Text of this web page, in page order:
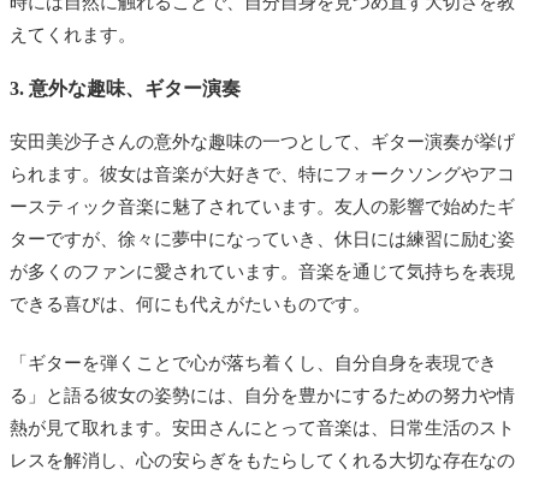
えてくれます。
3. 意外な趣味、ギター演奏
安田美沙子さんの意外な趣味の一つとして、ギター演奏が挙げ
られます。彼女は音楽が大好きで、特にフォークソングやアコ
ースティック音楽に魅了されています。友人の影響で始めたギ
ターですが、徐々に夢中になっていき、休日には練習に励む姿
が多くのファンに愛されています。音楽を通じて気持ちを表現
できる喜びは、何にも代えがたいものです。
「ギターを弾くことで心が落ち着くし、自分自身を表現でき
る」と語る彼女の姿勢には、自分を豊かにするための努力や情
熱が見て取れます。安田さんにとって音楽は、日常生活のスト
レスを解消し、心の安らぎをもたらしてくれる大切な存在なの